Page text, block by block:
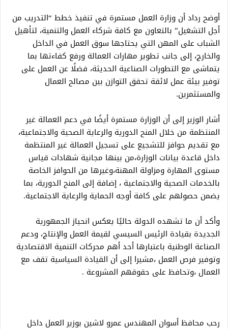
أوضح رداد أن وزارة العمل مستمرة في تنفيذ خطط “التدريب من
أجل التشغيل” بالتعاون مع كافة شركاء العمل والتنمية، لتأهيل
الشباب على المهن التي يحتاجها سوق العمل في الداخل
والخارج، إلى جانب تطوير مهارات العمالة ورفع كفاءتها بما
يتماشى مع التطورات الصناعية الحديثة، فضلًا عن العمل على
توفير بيئة عمل لائقة تحقق التوازن بين مصالح العمال
والمستثمرين.
أشار الوزير إلى أن الوزارة مستمرة أيضًا في دعم العمالة غير
المنتظمة من خلال المنح الدورية والرعاية الصحية والاجتماعية،
مع تقديم حوافز للتشجيع على تسجيل العمالة غير المنتظمة
داخل قاعدة بيانات الوزارة،من بينها مجانية شهادات قياس
مستوى المهارة ومزاولة المهنة،وغيرها من الحوافز الخاصة
بالخدمات الصحية والاجتماعية ، إضافة إلى المنح الدورية، بما
يضمن حصولهم على كافة أوجه الحماية والرعاية الاجتماعية.
وأكد أن ما تشهده الدولة حاليًا يعكس انحياز الجمهورية
الجديدة بقيادة الرئيس السيسي لقيمة العمل والإنتاج، ودعم
الصناعة الوطنية باعتبارها أحد أهم محركات التنمية الاقتصادية
وتوفير فرص العمل ،مشيرا إلى أن القيادة السياسية تقف مع
العمال ،وتحافظ على حقوقهم المشروعة .
رحب محافظ أسوان المهندس عمرو لاشين بوزير العمل داخل